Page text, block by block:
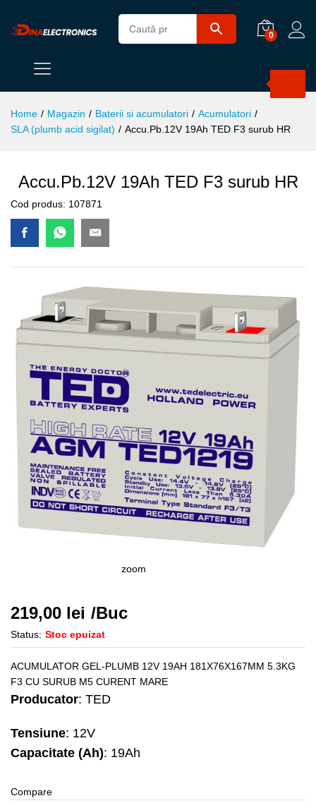
0
Home / Magazin / Baterii si acumulatori / Acumulatori /
SLA (plumb acid sigilat) / Accu.Pb.12V 19Ah TED F3 surub HR
Accu.Pb.12V 19Ah TED F3 surub HR
Cod produs: 107871
zoom
219,00 lei /Buc
Status: Stoc epuizat
ACUMULATOR GEL-PLUMB 12V 19AH 181X76X167MM 5.3KG
F3 CU SURUB M5 CURENT MARE
Producator: TED
Tensiune: 12V
Capacitate (Ah): 19Ah
Compare